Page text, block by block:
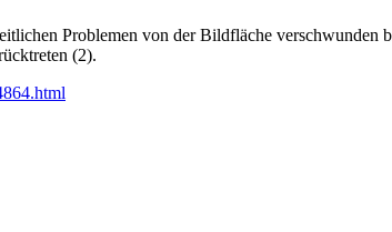
Problemen von der Bildfläche verschwunden
(2).